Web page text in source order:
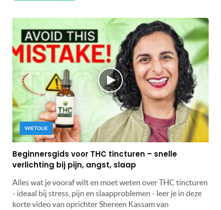
WIETOLIE
Beginnersgids voor THC tincturen – snelle
verlichting bij pijn, angst, slaap
Alles wat je vooraf wilt en moet weten over THC tincturen
- ideaal bij stress, pijn en slaapproblemen - leer je in deze
korte video van oprichter Shereen Kassam van